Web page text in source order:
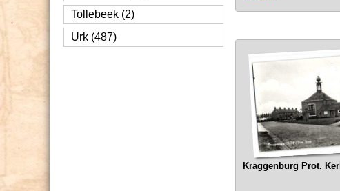
Tollebeek (2)
Urk (487)
Kraggenburg Prot.